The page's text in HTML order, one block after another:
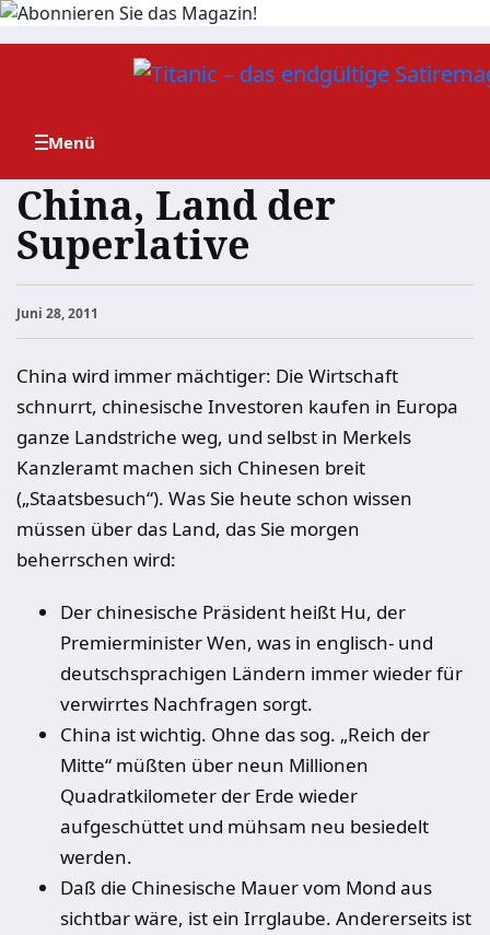
Zum
China, Land der
Superlative
Juni 28, 2011
China wird immer mächtiger: Die Wirtschaft
schnurrt, chinesische Investoren kaufen in Europa
ganze Landstriche weg, und selbst in Merkels
Kanzleramt machen sich Chinesen breit
(„Staatsbesuch“). Was Sie heute schon wissen
müssen über das Land, das Sie morgen
beherrschen wird:
Der chinesische Präsident heißt Hu, der
Premierminister Wen, was in englisch- und
deutschsprachigen Ländern immer wieder für
verwirrtes Nachfragen sorgt.
China ist wichtig. Ohne das sog. „Reich der
Mitte“ müßten über neun Millionen
Quadratkilometer der Erde wieder
aufgeschüttet und mühsam neu besiedelt
werden.
Daß die Chinesische Mauer vom Mond aus
sichtbar wäre, ist ein Irrglaube. Andererseits ist